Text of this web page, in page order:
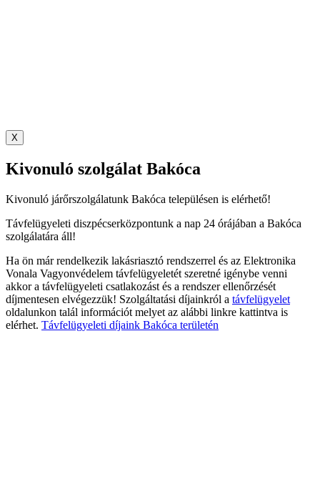
X
Kivonuló szolgálat Bakóca
Kivonuló járőrszolgálatunk Bakóca településen is elérhető!
Távfelügyeleti diszpécserközpontunk a nap 24 órájában a Bakóca
szolgálatára áll!
Ha ön már rendelkezik lakásriasztó rendszerrel és az Elektronika
Vonala Vagyonvédelem távfelügyeletét szeretné igénybe venni
akkor a távfelügyeleti csatlakozást és a rendszer ellenőrzését
díjmentesen elvégezzük! Szolgáltatási díjainkról a távfelügyelet
oldalunkon talál információt melyet az alábbi linkre kattintva is
elérhet. Távfelügyeleti díjaink Bakóca területén